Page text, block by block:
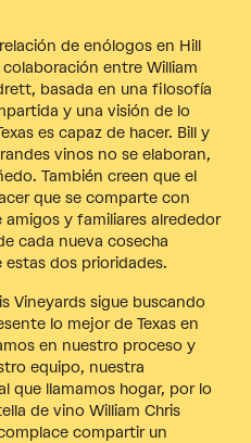
de enólogos en Hill
entre William
basada en una filosofía
y una visión de lo
es capaz de hacer. Bill y
vinos no se elaboran,
También creen que el
que se comparte con
y familiares alrededor
cada nueva cosecha
dos prioridades.
Vineyards sigue buscando
lo mejor de Texas en
en nuestro proceso y
equipo, nuestra
que llamamos hogar, por lo
de vino William Chris
compartir un